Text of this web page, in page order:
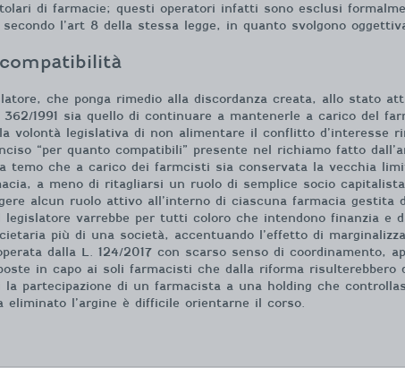
di farmacie; questi operatori infatti sono esclusi
l’art 8 della stessa legge, in quanto svolgono
che ponga rimedio alla discordanza creata, allo stato
1991 sia quello di continuare a mantenerle a carico del
volontà legislativa di non alimentare il conflitto d’interesse
“per quanto compatibili” presente nel richiamo fatto
temo che a carico dei farmcisti sia conservata la vecchia
a meno di ritagliarsi un ruolo di semplice socio
alcun ruolo attivo all’interno di ciascuna farmacia
legislatore varrebbe per tutti coloro che intendono finanzia e
più di una società, accentuando l’effetto di
dalla L. 124/2017 con scarso senso di coordinamento,
in capo ai soli farmacisti che dalla riforma risulterebbero
partecipazione di un farmacista a una holding che
l’argine è difficile orientarne il corso.